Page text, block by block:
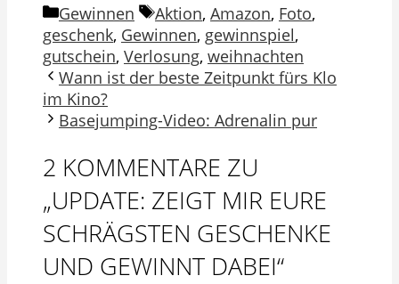
Kategorien
Gewinnen Schlagwörter
Aktion, Amazon, Foto,
geschenk, Gewinnen, gewinnspiel,
gutschein, Verlosung, weihnachten
Wann ist der beste Zeitpunkt fürs Klo
im Kino?
Basejumping-Video: Adrenalin pur
2 KOMMENTARE ZU
„UPDATE: ZEIGT MIR EURE
SCHRÄGSTEN GESCHENKE
UND GEWINNT DABEI“